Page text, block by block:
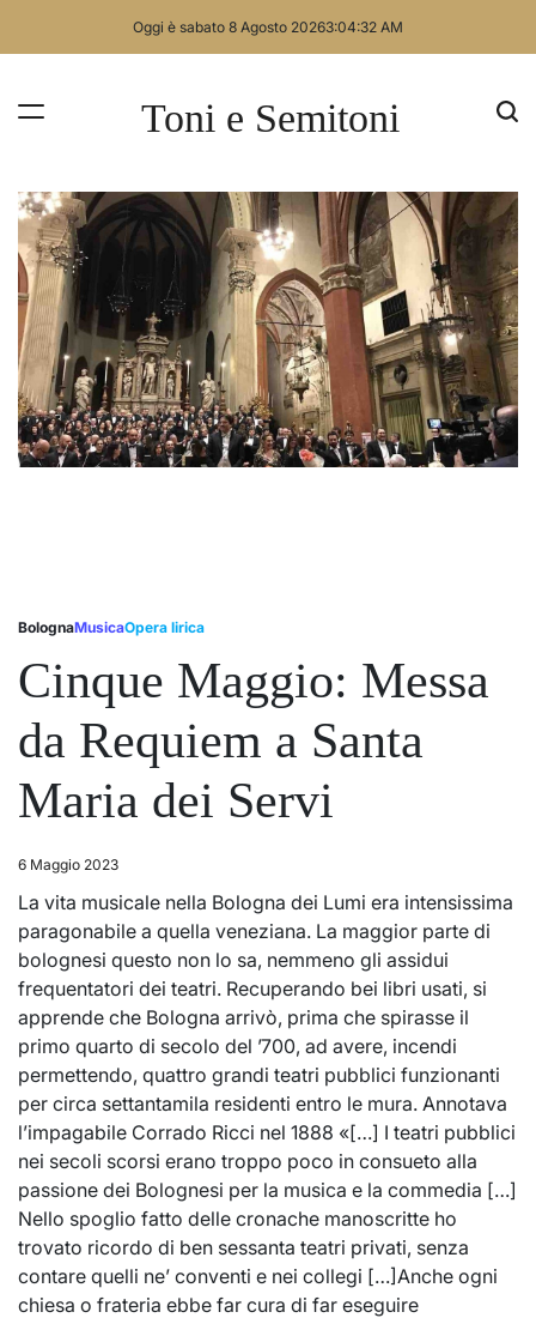
Oggi è sabato 8 Agosto 20263:04:32 AM
Toni e Semitoni
Posted
BolognaMusicaOpera lirica
Cinque Maggio: Messa
da Requiem a Santa
Maria dei Servi
6 Maggio 2023
La vita musicale nella Bologna dei Lumi era intensissima
paragonabile a quella veneziana. La maggior parte di
bolognesi questo non lo sa, nemmeno gli assidui
frequentatori dei teatri. Recuperando bei libri usati, si
apprende che Bologna arrivò, prima che spirasse il
primo quarto di secolo del ’700, ad avere, incendi
permettendo, quattro grandi teatri pubblici funzionanti
per circa settantamila residenti entro le mura. Annotava
l’impagabile Corrado Ricci nel 1888 «[…] I teatri pubblici
nei secoli scorsi erano troppo poco in consueto alla
passione dei Bolognesi per la musica e la commedia […]
Nello spoglio fatto delle cronache manoscritte ho
trovato ricordo di ben sessanta teatri privati, senza
contare quelli ne’ conventi e nei collegi […]Anche ogni
chiesa o frateria ebbe far cura di far eseguire